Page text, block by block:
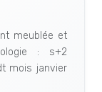
meublée et
: s+2
mois janvier